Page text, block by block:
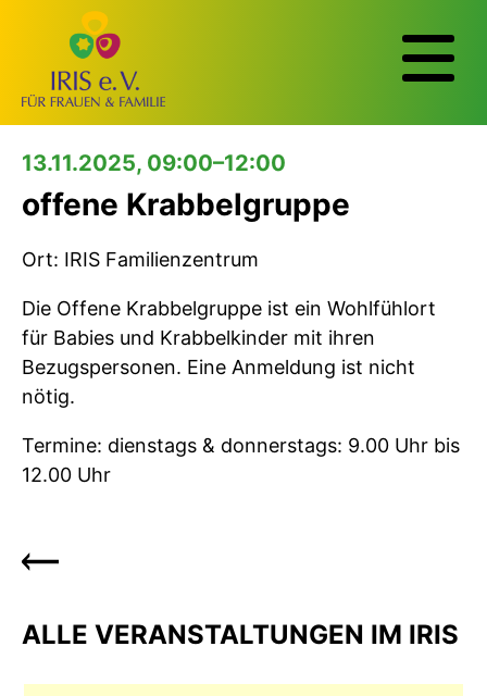
13.11.2025, 09:00–12:00
offene Krabbelgruppe
Ort: IRIS Familienzentrum
Die Offene Krabbelgruppe ist ein Wohlfühlort
für Babies und Krabbelkinder mit ihren
Bezugspersonen. Eine Anmeldung ist nicht
nötig.
Termine: dienstags & donnerstags: 9.00 Uhr bis
12.00 Uhr
ALLE VERANSTALTUNGEN IM IRIS